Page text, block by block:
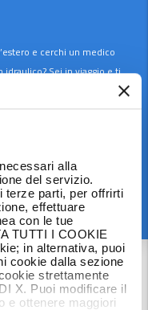
alla
del servizio.
terze parti, per offrirti
effettuare
con le tue
TUTTI I COOKIE
in alternativa, puoi
cookie dalla sezione
strettamente
X. Puoi modificare il
e ottenere maggiori
e cerchi un medico
idraulico? Sei in viaggio e ti
fare è chiamare la Centrale
(+39 011 742 55 55
, per attivare l’Assistenza
Operativaal Numero
011 742 55 55
e 7 giorni su 7.